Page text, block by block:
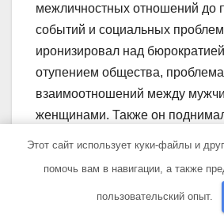
межличностных отношений до
событий и социальных
иронизировал над
отупением общества,
взаимоотношений между
женщинами. Также он
Этот сайт использует куки-файлы и
помочь вам в навигации, а также
пользовательский опыт.